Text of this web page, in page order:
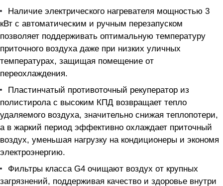
Наличие электрического нагревателя мощностью 3
кВт с автоматическим и ручным перезапуском
позволяет поддерживать оптимальную температуру
приточного воздуха даже при низких уличных
температурах, защищая помещение от
переохлаждения.
Пластинчатый противоточный рекуператор из
полистирола с высоким КПД возвращает тепло
удаляемого воздуха, значительно снижая теплопотери,
а в жаркий период эффективно охлаждает приточный
воздух, уменьшая нагрузку на кондиционеры и экономя
электроэнергию.
Фильтры класса G4 очищают воздух от крупных
загрязнений, поддерживая качество и здоровье внутри